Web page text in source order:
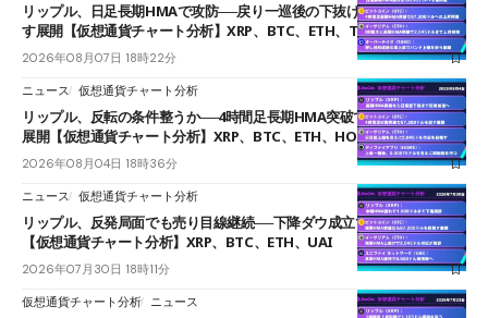
リップル、日足長期HMAで攻防──戻り一巡後の下抜けで0.95ドルを試
す展開【仮想通貨チャート分析】XRP、BTC、ETH、TAKE
2026年08月07日 18時22分
ニュース 仮想通貨チャート分析
リップル、反転の条件整うか──4時間足長期HMA突破で雲下端を目指す
展開【仮想通貨チャート分析】XRP、BTC、ETH、HOME
2026年08月04日 18時36分
ニュース 仮想通貨チャート分析
リップル、反発局面でも売り目線継続──下降ダウ成立で下値追う展開
【仮想通貨チャート分析】XRP、BTC、ETH、UAI
2026年07月30日 18時11分
仮想通貨チャート分析 ニュース